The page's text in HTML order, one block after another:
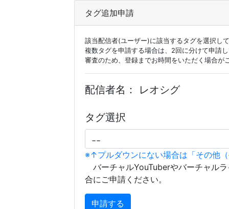
タグ追加申請
該当配信者(ユーザー)に該当するタグを選択し
複数タグを申請する場合は、2回に分けて申請
審査のため、登録までお時間をいただく場合が
配信者名： レオシグ
タグ選択
※↑プルダウンにない場合は「その他
バーチャルYouTuberやバーチャル
合にご申請ください。
申請する